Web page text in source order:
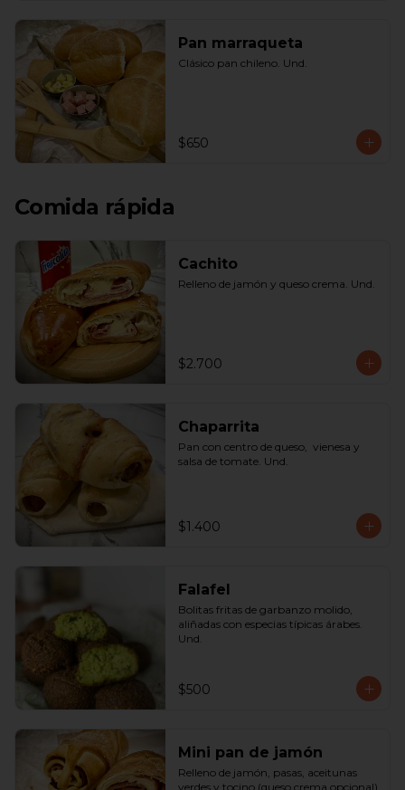
Pan marraqueta
Clásico pan chileno. Und.
$650
Comida rápida
Cachito
Relleno de jamón y queso crema. Und.
$2.700
Chaparrita
Pan con centro de queso,  vienesa y
salsa de tomate. Und.
$1.400
Falafel
Bolitas fritas de garbanzo molido,
aliñadas con especias típicas árabes.
Und.
$500
Mini pan de jamón
Relleno de jamón, pasas, aceitunas
verdes y tocino (queso crema opcional)